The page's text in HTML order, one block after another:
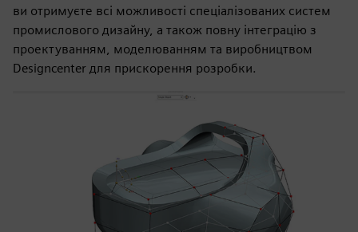
ви отримуєте всі можливості спеціалізованих систем
промислового дизайну, а також повну інтеграцію з
проектуванням, моделюванням та виробництвом
Designcenter для прискорення розробки.